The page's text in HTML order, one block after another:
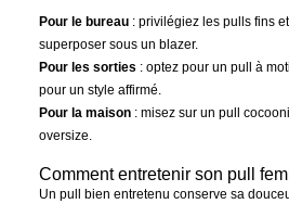
Pour le bureau : privilégiez les pulls fins
superposer sous un blazer.
Pour les sorties : optez pour un pull à
pour un style affirmé.
Pour la maison : misez sur un pull
oversize.
Comment entretenir son pull
Un pull bien entretenu conserve sa